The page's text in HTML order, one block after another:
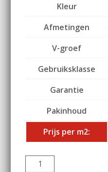
Kleur
Afmetingen
V-groef
Gebruiksklasse
Garantie
Pakinhoud
Prijs per m2: